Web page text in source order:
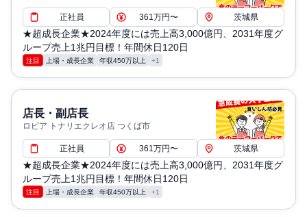
正社員 361万円〜 茨城県
★超成長企業★2024年度には売上高3,000億円、2031年度グ
ループ売上1兆円目標！年間休日120日
注目 上場・成長企業 年収450万以上 +1
店長・副店長
ロピア トナリエクレオ店 つくば市
正社員 361万円〜 茨城県
★超成長企業★2024年度には売上高3,000億円、2031年度グ
ループ売上1兆円目標！年間休日120日
注目 上場・成長企業 年収450万以上 +1